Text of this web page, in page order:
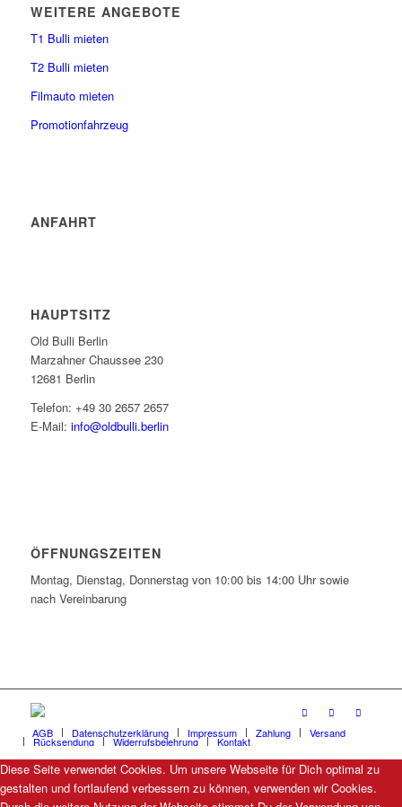
WEITERE ANGEBOTE
T1 Bulli mieten
T2 Bulli mieten
Filmauto mieten
Promotionfahrzeug
ANFAHRT
HAUPTSITZ
Old Bulli Berlin
Marzahner Chaussee 230
12681 Berlin
Telefon: +49 30 2657 2657
E-Mail: info@oldbulli.berlin
ÖFFNUNGSZEITEN
Montag, Dienstag, Donnerstag von 10:00 bis 14:00 Uhr sowie
nach Vereinbarung
AGB Datenschutzerklärung Impressum Zahlung Versand
Rücksendung Widerrufsbelehrung Kontakt
Diese Seite verwendet Cookies. Um unsere Webseite für Dich optimal zu
gestalten und fortlaufend verbessern zu können, verwenden wir Cookies.